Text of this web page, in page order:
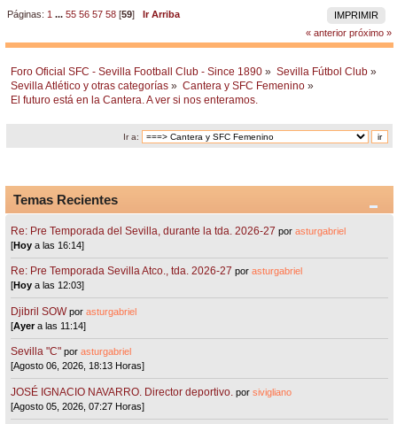
IMPRIMIR
Páginas: 1 ...55 56 57 58 [59]Ir Arriba
« anterior próximo »
Foro Oficial SFC - Sevilla Football Club - Since 1890 » Sevilla Fútbol Club »
Sevilla Atlético y otras categorías » Cantera y SFC Femenino »
El futuro está en la Cantera. A ver si nos enteramos.
Ir a:
Temas Recientes
Re: Pre Temporada del Sevilla, durante la tda. 2026-27 porasturgabriel
[Hoy a las 16:14]
Re: Pre Temporada Sevilla Atco., tda. 2026-27 porasturgabriel
[Hoy a las 12:03]
Djibril SOW porasturgabriel
[Ayera las 11:14]
Sevilla "C"porasturgabriel
[Agosto 06, 2026, 18:13 Horas]
JOSÉ IGNACIO NAVARRO. Director deportivo. porsivigliano
[Agosto 05, 2026, 07:27 Horas]